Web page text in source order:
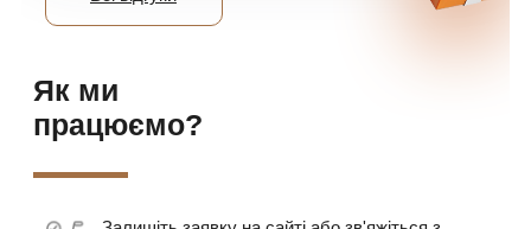
Як ми
працюємо?